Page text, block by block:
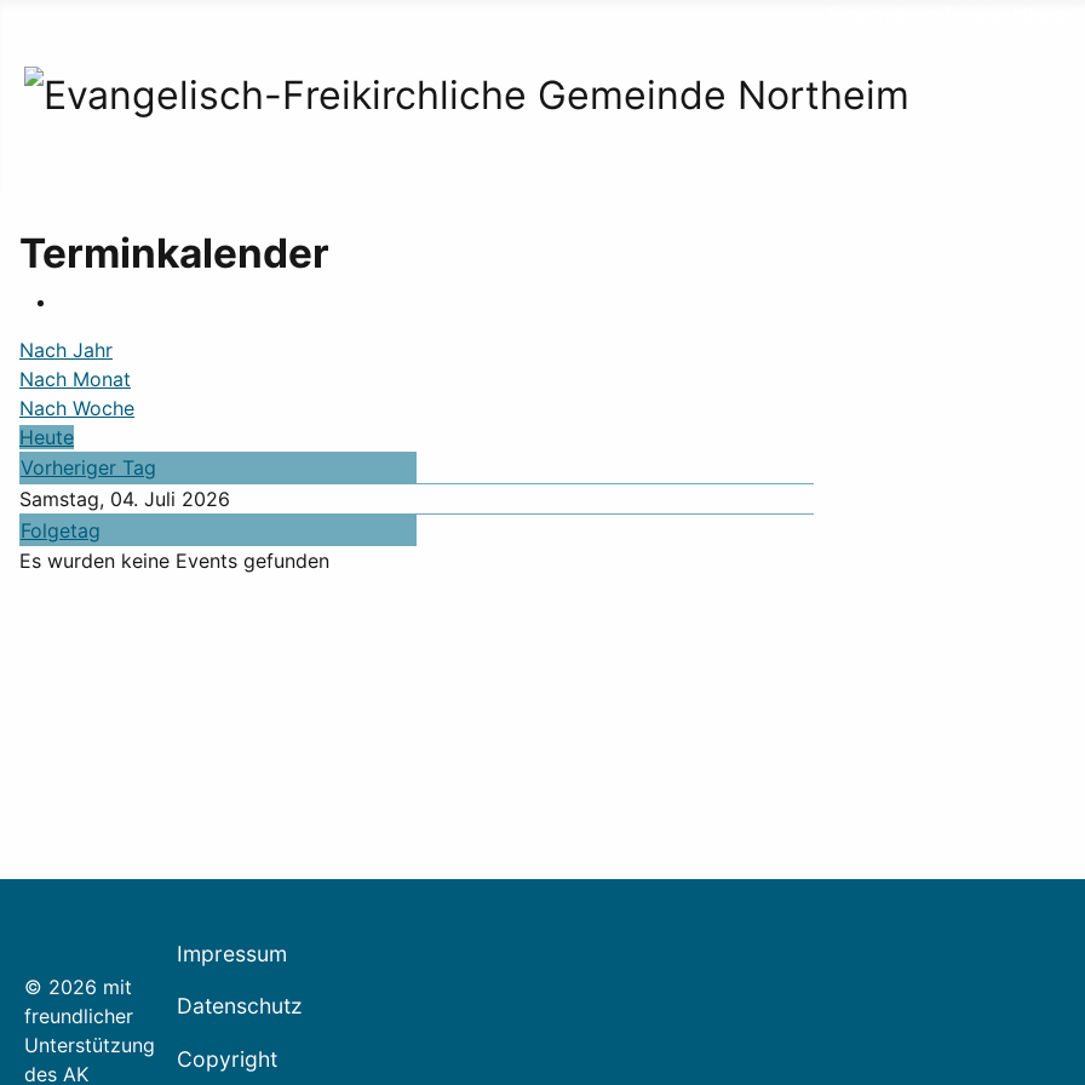
Terminkalender
Nach Jahr
Nach Monat
Nach Woche
Heute
Vorheriger Tag
Samstag, 04. Juli 2026
Folgetag
Es wurden keine Events gefunden
© 2026 mit
freundlicher
Unterstützung
des AK
Impressum
Datenschutz
Copyright